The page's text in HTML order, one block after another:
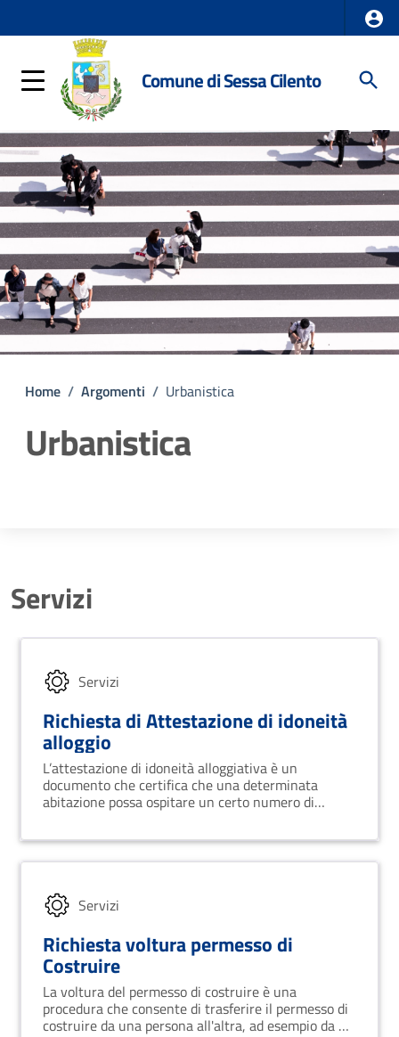
Comune di Sessa Cilento
Home / Argomenti / Urbanistica
Urbanistica
Servizi
Servizi
Richiesta di Attestazione di idoneità
alloggio
L’attestazione di idoneità alloggiativa è un
documento che certifica che una determinata
abitazione possa ospitare un certo numero di
Servizi
Richiesta voltura permesso di
Costruire
La voltura del permesso di costruire è una
procedura che consente di trasferire il permesso di
costruire da una persona all'altra, ad esempio da un